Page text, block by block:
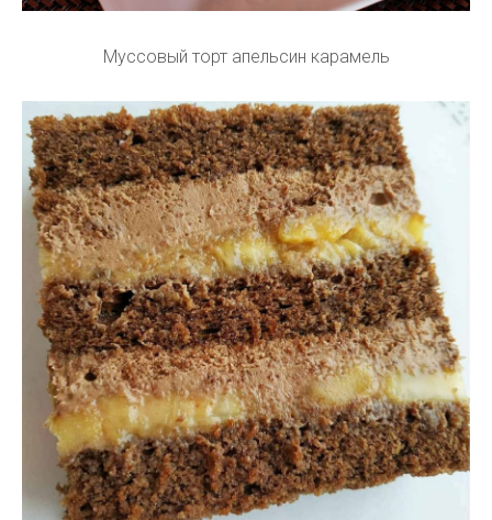
Муссовый торт апельсин карамель